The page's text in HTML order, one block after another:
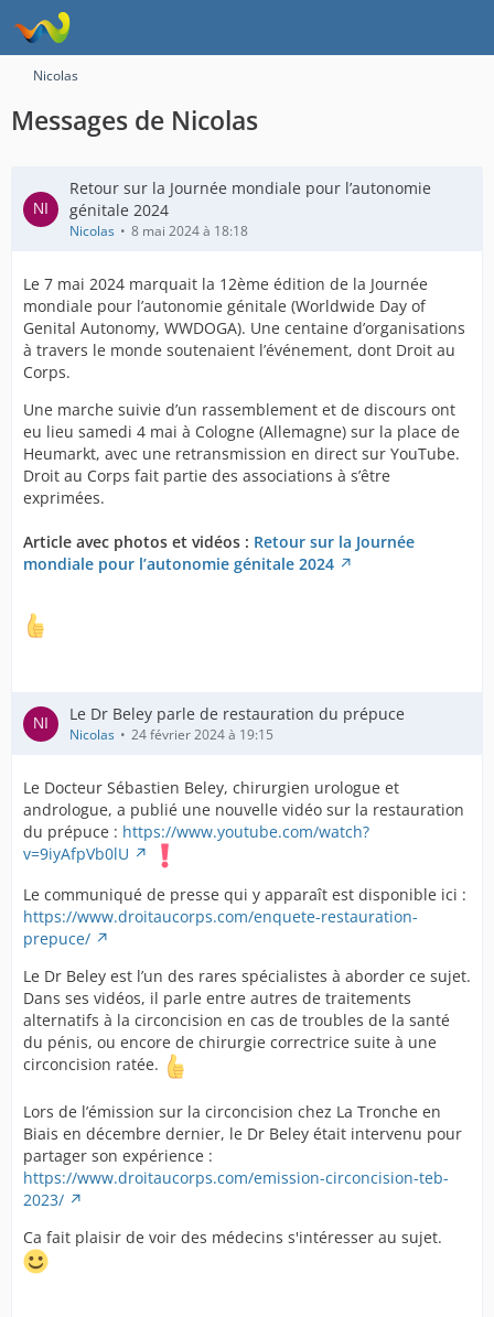
Nicolas
Messages de Nicolas
Retour sur la Journée mondiale pour l’autonomie
génitale 2024
Nicolas 8 mai 2024 à 18:18
Le 7 mai 2024 marquait la 12ème édition de la Journée
mondiale pour l’autonomie génitale (Worldwide Day of
Genital Autonomy, WWDOGA). Une centaine d’organisations
à travers le monde soutenaient l’événement, dont Droit au
Corps.
Une marche suivie d’un rassemblement et de discours ont
eu lieu samedi 4 mai à Cologne (Allemagne) sur la place de
Heumarkt, avec une retransmission en direct sur YouTube.
Droit au Corps fait partie des associations à s’être
exprimées.
Article avec photos et vidéos : Retour sur la Journée
mondiale pour l’autonomie génitale 2024
Le Dr Beley parle de restauration du prépuce
Nicolas 24 février 2024 à 19:15
Le Docteur Sébastien Beley, chirurgien urologue et
andrologue, a publié une nouvelle vidéo sur la restauration
du prépuce : https://www.youtube.com/watch?
v=9iyAfpVb0lU
Le communiqué de presse qui y apparaît est disponible ici :
https://www.droitaucorps.com/enquete-restauration-
prepuce/
Le Dr Beley est l’un des rares spécialistes à aborder ce sujet.
Dans ses vidéos, il parle entre autres de traitements
alternatifs à la circoncision en cas de troubles de la santé
du pénis, ou encore de chirurgie correctrice suite à une
circoncision ratée.
Lors de l’émission sur la circoncision chez La Tronche en
Biais en décembre dernier, le Dr Beley était intervenu pour
partager son expérience :
https://www.droitaucorps.com/emission-circoncision-teb-
2023/
Ca fait plaisir de voir des médecins s'intéresser au sujet.